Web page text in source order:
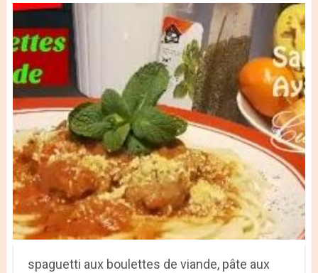
spaguetti aux boulettes de viande, pâte aux